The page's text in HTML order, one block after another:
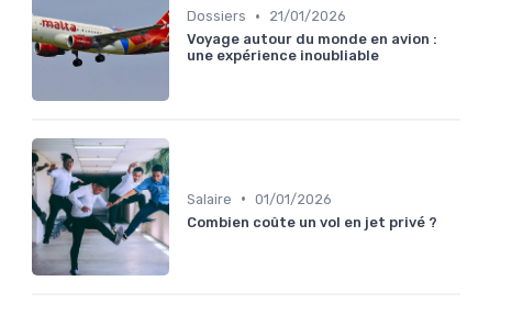
Dossiers •
21/01/2026
Voyage autour du monde en avion :
une expérience inoubliable
Salaire • 01/01/2026
Combien coûte un vol en jet privé ?